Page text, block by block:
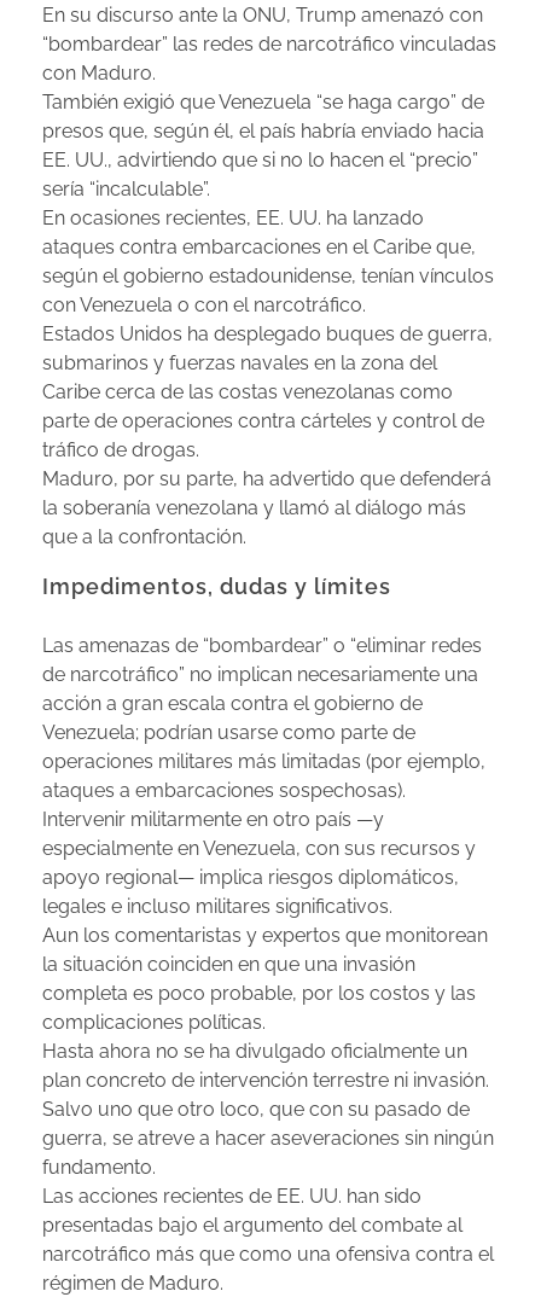
En su discurso ante la ONU, Trump amenazó con
“bombardear” las redes de narcotráfico vinculadas
con Maduro.
También exigió que Venezuela “se haga cargo” de
presos que, según él, el país habría enviado hacia
EE. UU., advirtiendo que si no lo hacen el “precio”
sería “incalculable”.
En ocasiones recientes, EE. UU. ha lanzado
ataques contra embarcaciones en el Caribe que,
según el gobierno estadounidense, tenían vínculos
con Venezuela o con el narcotráfico.
Estados Unidos ha desplegado buques de guerra,
submarinos y fuerzas navales en la zona del
Caribe cerca de las costas venezolanas como
parte de operaciones contra cárteles y control de
tráfico de drogas.
Maduro, por su parte, ha advertido que defenderá
la soberanía venezolana y llamó al diálogo más
que a la confrontación.
Impedimentos, dudas y límites
Las amenazas de “bombardear” o “eliminar redes
de narcotráfico” no implican necesariamente una
acción a gran escala contra el gobierno de
Venezuela; podrían usarse como parte de
operaciones militares más limitadas (por ejemplo,
ataques a embarcaciones sospechosas).
Intervenir militarmente en otro país —y
especialmente en Venezuela, con sus recursos y
apoyo regional— implica riesgos diplomáticos,
legales e incluso militares significativos.
Aun los comentaristas y expertos que monitorean
la situación coinciden en que una invasión
completa es poco probable, por los costos y las
complicaciones políticas.
Hasta ahora no se ha divulgado oficialmente un
plan concreto de intervención terrestre ni invasión.
Salvo uno que otro loco, que con su pasado de
guerra, se atreve a hacer aseveraciones sin ningún
fundamento.
Las acciones recientes de EE. UU. han sido
presentadas bajo el argumento del combate al
narcotráfico más que como una ofensiva contra el
régimen de Maduro.